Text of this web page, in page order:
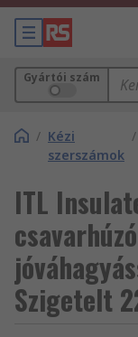
Gyártói szám
/ Kézi
szerszámok
/
ITL
Szigetelt